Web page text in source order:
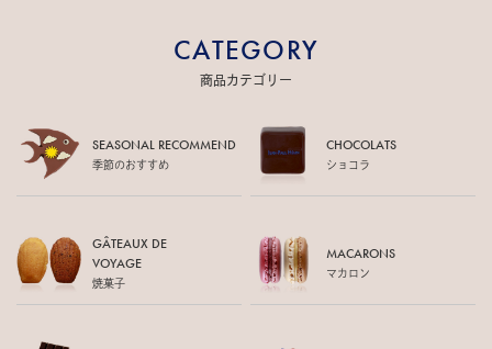
CATEGORY
商品カテゴリー
SEASONAL RECOMMEND
季節のおすすめ
CHOCOLATS
ショコラ
GÂTEAUX DE
VOYAGE
焼菓子
MACARONS
マカロン